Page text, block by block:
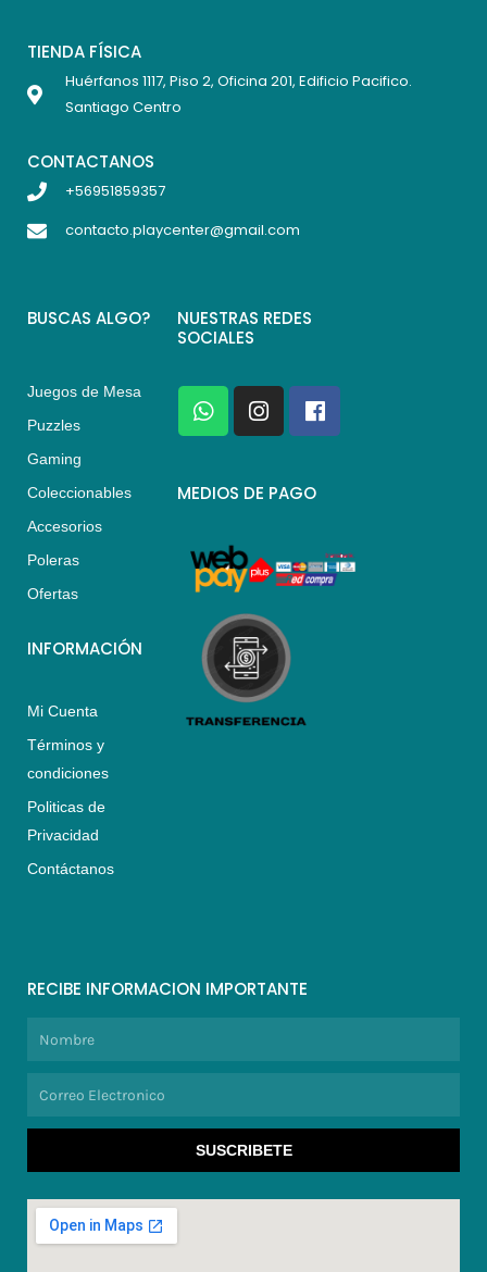
TIENDA FÍSICA
Huérfanos 1117, Piso 2, Oficina 201, Edificio Pacifico.
Santiago Centro
CONTACTANOS
+56951859357
contacto.playcenter@gmail.com
BUSCAS ALGO?
Juegos de Mesa
Puzzles
Gaming
Coleccionables
Accesorios
Poleras
Ofertas
INFORMACIÓN
Mi Cuenta
Términos y
condiciones
Politicas de
Privacidad
Contáctanos
NUESTRAS REDES
SOCIALES
W
h
a
s
p
I
n
s
a
a
m
F
a
c
b
k
MEDIOS DE PAGO
RECIBE INFORMACION IMPORTANTE
SUSCRIBETE